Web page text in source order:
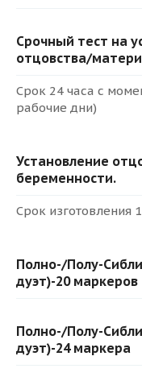
Срочный тест на
отцовства/
Срок 24 часа с
рабочие дни)
Установление
беременности.
Срок изготовления
Полно-/Полу-
дуэт)-20 маркеров
Полно-/Полу-
дуэт)-24 маркера